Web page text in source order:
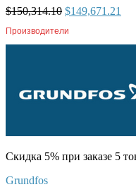
$150,314.10 $149,671.21
Производители
Скидка 5% при заказе 5
Grundfos